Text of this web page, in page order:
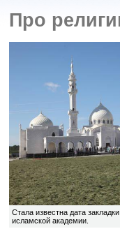
Про
Стала известна дата
исламской академии.